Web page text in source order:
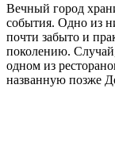
Вечный город
события. Одно из
почти забыто и
поколению.
одном из
названную позже